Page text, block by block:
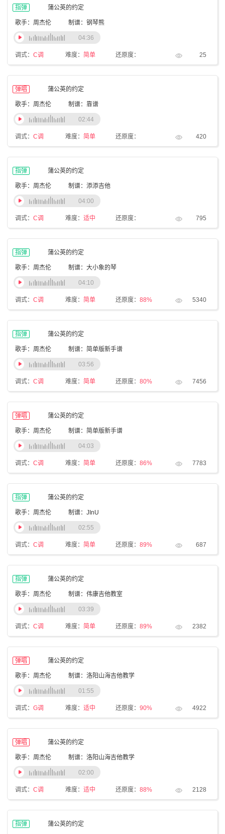
指弹 蒲公英的约定
歌手：周杰伦 制谱：钢琴熊
调式： C调 难度： 简单 还原度： 25
04:36
弹唱 蒲公英的约定
歌手：周杰伦 制谱：靠谱
调式： C调 难度： 简单 还原度： 420
02:44
指弹 蒲公英的约定
歌手：周杰伦 制谱：添添吉他
调式： C调 难度： 适中 还原度： 795
04:00
指弹 蒲公英的约定
歌手：周杰伦 制谱：大小象的琴
调式： C调 难度： 简单 还原度： 88% 5340
04:10
指弹 蒲公英的约定
歌手：周杰伦 制谱：简单版新手谱
调式： C调 难度： 简单 还原度： 80% 7456
03:56
弹唱 蒲公英的约定
歌手：周杰伦 制谱：简单版新手谱
调式： C调 难度： 简单 还原度： 86% 7783
04:03
指弹 蒲公英的约定
歌手：周杰伦 制谱：JInU
调式： C调 难度： 简单 还原度： 89% 687
02:55
指弹 蒲公英的约定
歌手：周杰伦 制谱：伟康吉他教室
调式： C调 难度： 简单 还原度： 89% 2382
03:39
弹唱 蒲公英的约定
歌手：周杰伦 制谱：洛阳山海吉他教学
调式： G调 难度： 适中 还原度： 90% 4922
01:55
弹唱 蒲公英的约定
歌手：周杰伦 制谱：洛阳山海吉他教学
调式： C调 难度： 适中 还原度： 88% 2128
02:00
指弹 蒲公英的约定